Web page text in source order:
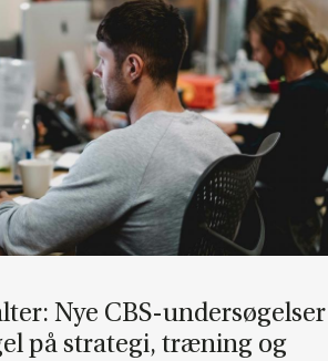
Nye CBS-un­der­sø­gel­ser
på stra­te­gi, træ­ning og